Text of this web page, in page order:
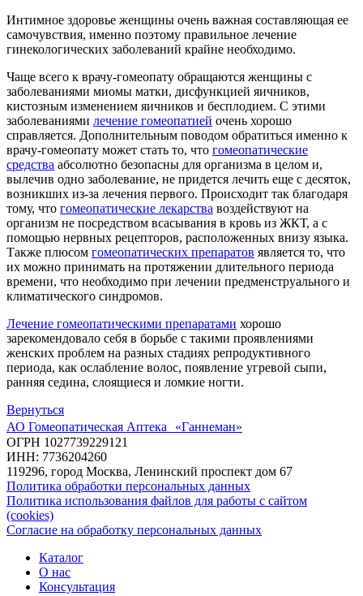
Интимное здоровье женщины очень важная составляющая ее
самочувствия, именно поэтому правильное лечение
гинекологических заболеваний крайне необходимо.
Чаще всего к врачу-гомеопату обращаются женщины с
заболеваниями миомы матки, дисфункцией яичников,
кистозным изменением яичников и бесплодием. С этими
заболеваниями лечение гомеопатией очень хорошо
справляется. Дополнительным поводом обратиться именно к
врачу-гомеопату может стать то, что гомеопатические
средства абсолютно безопасны для организма в целом и,
вылечив одно заболевание, не придется лечить еще с десяток,
возникших из-за лечения первого. Происходит так благодаря
тому, что гомеопатические лекарства воздействуют на
организм не посредством всасывания в кровь из ЖКТ, а с
помощью нервных рецепторов, расположенных внизу языка.
Также плюсом гомеопатических препаратов является то, что
их можно принимать на протяжении длительного периода
времени, что необходимо при лечении предменструального и
климатического синдромов.
Лечение гомеопатическими препаратами хорошо
зарекомендовало себя в борьбе с такими проявлениями
женских проблем на разных стадиях репродуктивного
периода, как ослабление волос, появление угревой сыпи,
ранняя седина, слоящиеся и ломкие ногти.
Вернуться
АО Гомеопатическая Аптека «Ганнеман»
ОГРН 1027739229121
ИНН: 7736204260
119296, город Москва, Ленинский проспект дом 67
Политика обработки персональных данных
Политика использования файлов для работы с сайтом
(cookies)
Согласие на обработку персональных данных
Каталог
О нас
Консультация